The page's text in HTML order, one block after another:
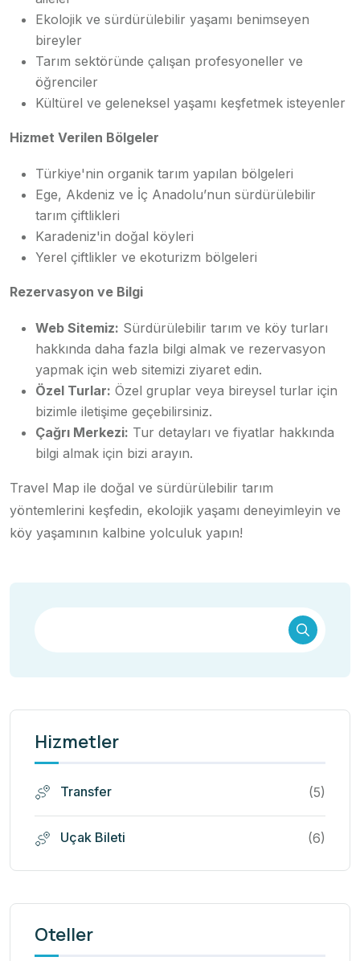
Ekolojik ve sürdürülebilir yaşamı benimseyen
bireyler
Tarım sektöründe çalışan profesyoneller ve
öğrenciler
Kültürel ve geleneksel yaşamı keşfetmek isteyenler
Hizmet Verilen Bölgeler
Türkiye'nin organik tarım yapılan bölgeleri
Ege, Akdeniz ve İç Anadolu’nun sürdürülebilir
tarım çiftlikleri
Karadeniz'in doğal köyleri
Yerel çiftlikler ve ekoturizm bölgeleri
Rezervasyon ve Bilgi
Web Sitemiz: Sürdürülebilir tarım ve köy turları
hakkında daha fazla bilgi almak ve rezervasyon
yapmak için web sitemizi ziyaret edin.
Özel Turlar: Özel gruplar veya bireysel turlar için
bizimle iletişime geçebilirsiniz.
Çağrı Merkezi: Tur detayları ve fiyatlar hakkında
bilgi almak için bizi arayın.
Travel Map ile doğal ve sürdürülebilir tarım
yöntemlerini keşfedin, ekolojik yaşamı deneyimleyin ve
köy yaşamının kalbine yolculuk yapın!
Hizmetler
Transfer (5)
Uçak Bileti (6)
Oteller